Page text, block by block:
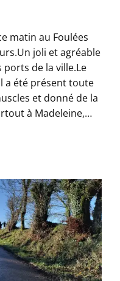
matin au Foulées
joli et agréable
de la ville.Le
a été présent toute
et donné de la
à Madeleine,…